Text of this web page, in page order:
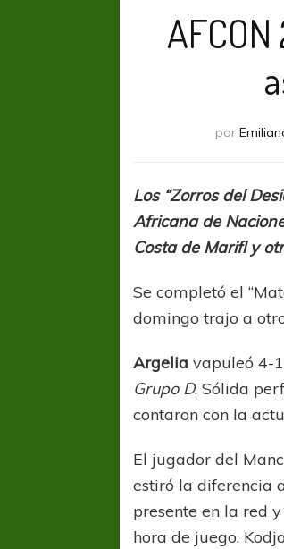
por
Los “Zorros del
Africana de
Costa de Marifl y
Se completó el
domingo trajo a
Argelia vapuleó 4-
Grupo D. Sólida
contaron con la
El jugador del
estiró la diferencia
presente en la red
hora de juego.